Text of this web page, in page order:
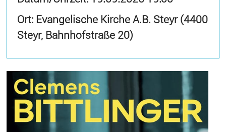
Ort: Evangelische Kirche A.B. Steyr (4400
Steyr, Bahnhofstraße 20)